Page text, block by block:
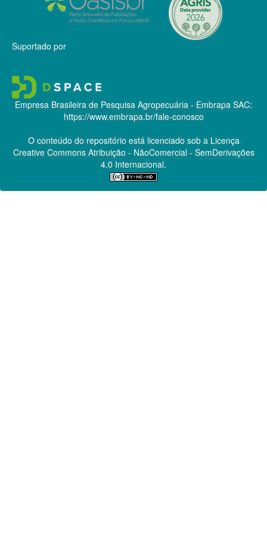
Suportado por
Empresa Brasileira de Pesquisa Agropecuária - Embrapa SAC:
https://www.embrapa.br/fale-conosco
O conteúdo do repositório está licenciado sob a Licença
Creative CommonsAtribuição - NãoComercial - SemDerivações
4.0 Internacional.